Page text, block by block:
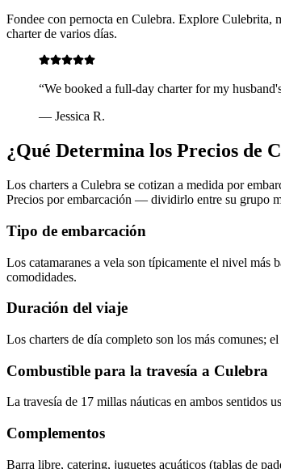
Fondee con pernocta en Culebra. Explore Culebrita,
charter de varios días.
“We booked a full-day charter for my
— Jessica R.
¿Qué Determina los Precios de
Los charters a Culebra se cotizan a medida por
Precios por embarcación — dividirlo entre su grupo
Tipo de embarcación
Los catamaranes a vela son típicamente el nivel más
comodidades.
Duración del viaje
Los charters de día completo son los más comunes;
Combustible para la travesía a Culebra
La travesía de 17 millas náuticas en ambos sentidos
Complementos
Barra libre, catering, juguetes acuáticos (tablas de